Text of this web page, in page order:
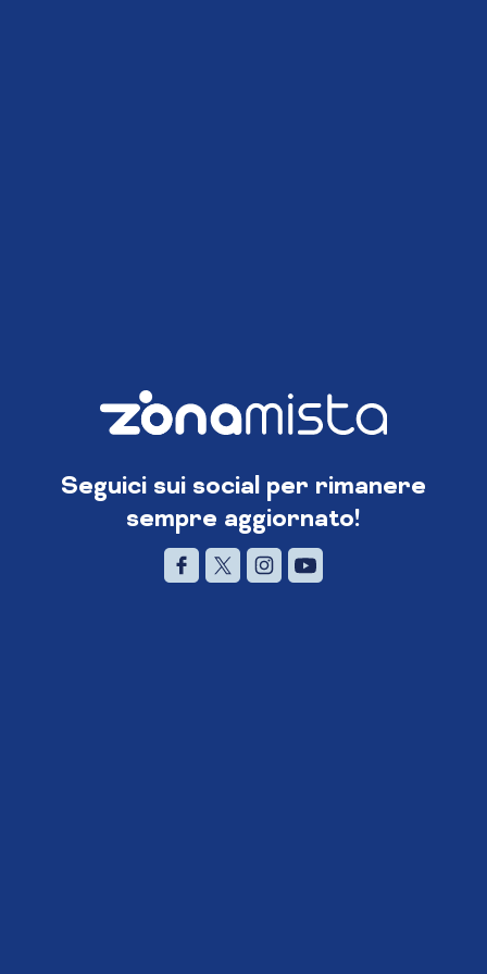
Seguici sui social per rimanere
sempre aggiornato!